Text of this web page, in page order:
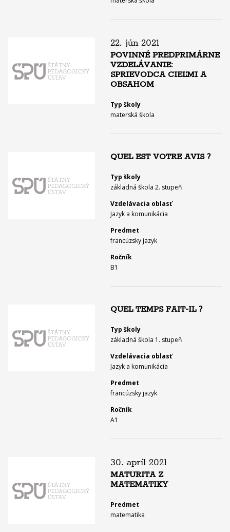
22. jún 2021
POVINNÉ PREDPRIMÁRNE
VZDELÁVANIE:
SPRIEVODCA CIEĽMI A
OBSAHOM
Typ školy
materská škola
QUEL EST VOTRE AVIS ?
Typ školy
základná škola 2. stupeň
Vzdelávacia oblasť
Jazyk a komunikácia
Predmet
francúzsky jazyk
Ročník
B1
QUEL TEMPS FAIT-IL ?
Typ školy
základná škola 1. stupeň
Vzdelávacia oblasť
Jazyk a komunikácia
Predmet
francúzsky jazyk
Ročník
A1
30. apríl 2021
MATURITA Z
MATEMATIKY
Predmet
matematika